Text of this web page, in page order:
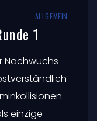
ALLGEMEIN
1
Nachwuchs
einzige